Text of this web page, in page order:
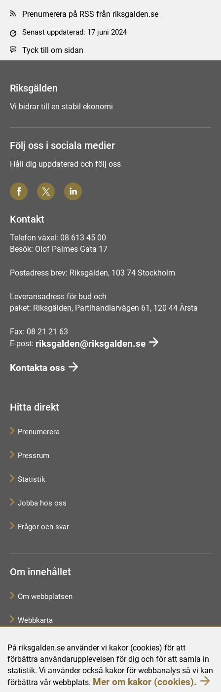
På riksgalden.se använder vi kakor (cookies) för att
förbättra användarupplevelsen för dig och för att samla in
statistik. Vi använder också kakor för webbanalys så vi kan
förbättra vår webbplats. Mer om kakor (cookies).
Prenumerera på RSS från riksgalden.se
Senast uppdaterad: 17 juni 2024
Tyck till om sidan
Riksgälden
Vi bidrar till en stabil ekonomi
Följ oss i sociala medier
Håll dig uppdaterad och följ oss
Kontakt
Telefon växel: 08 613 45 00
Besök: Olof Palmes Gata 17
Postadress brev: Riksgälden, 103 74 Stockholm
Leveransadress för bud och
paket: Riksgälden, Partihandlarvägen 61, 120 44 Årsta
Fax: 08 21 21 63
E-post: riksgalden@riksgalden.se
Kontakta oss
Hitta direkt
Prenumerera
Pressrum
Statistik
Jobba hos oss
Frågor och svar
Om innehållet
Om webbplatsen
Webbkarta
Tillgänglighetsredogörelse
Behandling av personuppgifter